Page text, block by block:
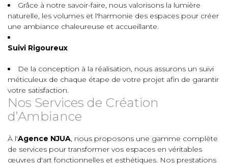
Grâce à notre savoir-faire, nous valorisons la lumière
naturelle, les volumes et l'harmonie des espaces pour créer
une ambiance chaleureuse et accueillante.
Suivi Rigoureux
De la conception à la réalisation, nous assurons un suivi
méticuleux de chaque étape de votre projet afin de garantir
votre satisfaction.
Nos Services de Création
d’Ambiance
À l'Agence NJUA, nous proposons une gamme complète
de services pour transformer vos espaces en véritables
œuvres d'art fonctionnelles et esthétiques. Nos prestations